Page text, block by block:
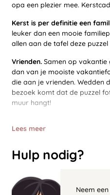
opa een plezier mee.
Kerst is per definitie een
leuker dan een mooie
allen aan de tafel deze puzzel
Vrienden. Samen op vakantie
dan van je mooiste
die aan je vrienden. Wedden
bezoek komt dat de puzzel
muur hangt!
Lees meer
Hulp nodig?
Neem